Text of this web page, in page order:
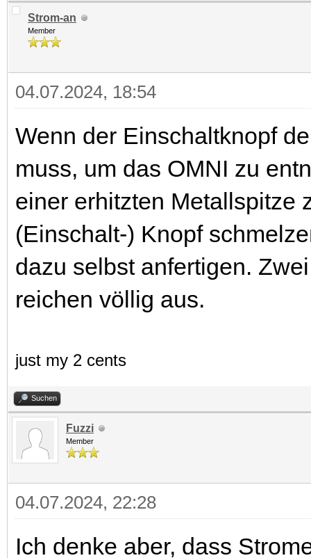
Strom-an
Member
04.07.2024, 18:54
Wenn der Einschaltknopf
muss, um das OMNI zu
einer erhitzten Metallspitze
(Einschalt-) Knopf
dazu selbst anfertigen.
reichen völlig aus.
just my 2 cents
Suchen
Fuzzi
Member
04.07.2024, 22:28
Ich denke aber, dass